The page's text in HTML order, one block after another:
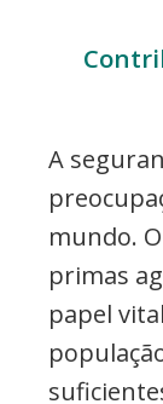
A
mundo.
primas
papel